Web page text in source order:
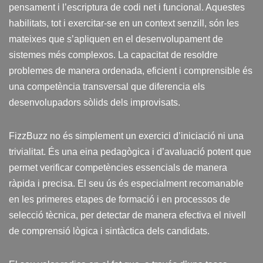
pensament i l’escriptura de codi net i funcional. Aquestes
habilitats, tot i exercitar-se en un context senzill, són les
mateixes que s’apliquen en el desenvolupament de
sistemes més complexos. La capacitat de resoldre
problemes de manera ordenada, eficient i comprensible és
una competència transversal que diferencia els
desenvolupadors sòlids dels improvisats.
FizzBuzz no és simplement un exercici d’iniciació ni una
trivialitat. És una eina pedagògica i d’avaluació potent que
permet verificar competències essencials de manera
ràpida i precisa. El seu ús és especialment recomanable
en les primeres etapes de formació i en processos de
selecció tècnica, per detectar de manera efectiva el nivell
de comprensió lògica i sintàctica dels candidats.